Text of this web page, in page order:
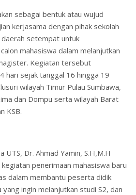
sebagai bentuk atau wujud
kerjasama dengan pihak sekolah
setempat untuk
mahasiswa dalam melanjutkan
Kegiatan tersebut
hari sejak tanggal 16 hingga 19
wilayah Timur Pulau Sumbawa,
dan Dompu serta wilayah Barat
KSB.
UTS, Dr. Ahmad Yamin, S.H,M.H
penerimaan mahasiswa baru
dalam membantu peserta didik
ingin melanjutkan studi S2, dan